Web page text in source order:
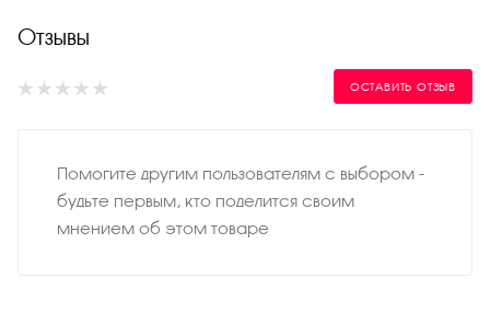
Отзывы
ОСТАВИТЬ ОТЗЫВ
Помогите другим пользователям с выбором -
будьте первым, кто поделится своим
мнением об этом товаре